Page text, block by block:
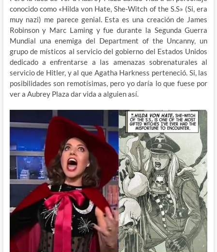
conocido como «Hilda von Hate, She-Witch of the S.S» (Si, era
muy nazi) me parece genial. Esta es una creación de James
Robinson y Marc Laming y fue durante la Segunda Guerra
Mundial una enemiga del Department of the Uncanny, un
grupo de místicos al servicio del gobierno del Estados Unidos
dedicado a enfrentarse a las amenazas sobrenaturales al
servicio de Hitler, y al que Agatha Harkness perteneció. Si, las
posibilidades son remotísimas, pero yo daría lo que fuese por
ver a Aubrey Plaza dar vida a alguien así.